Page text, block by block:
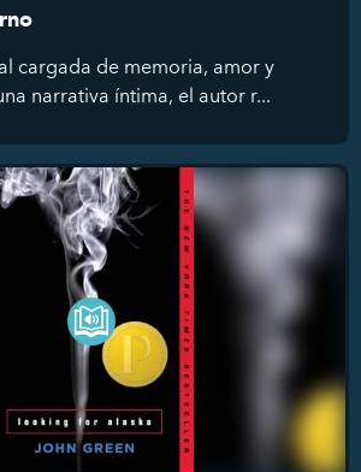
cargada de memoria, amor y
narrativa íntima, el autor r...